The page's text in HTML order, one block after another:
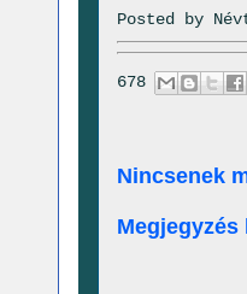
Posted by
678
Nincsenek
Megjegyzés